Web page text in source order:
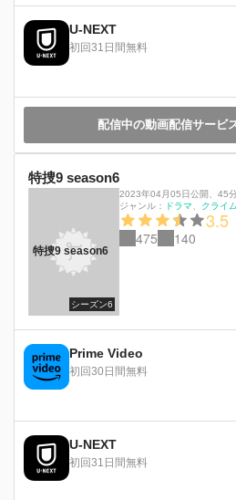
U-NEXT
初回31日間無料
配信中の動画配信サービ
特捜9 season6
シーズン6
特捜9 season6
2023年04月05日公開 45
ジャンル：
ドラマ クライム
3.5
475 140
Prime Video
初回30日間無料
U-NEXT
初回31日間無料